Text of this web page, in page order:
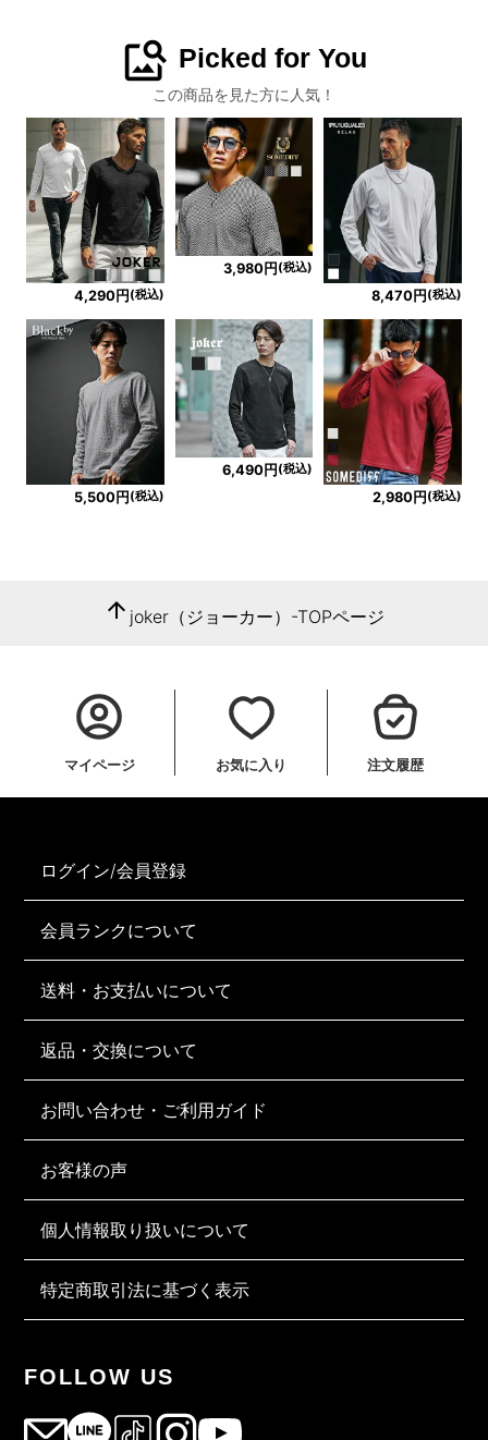
image_search Picked for You
この商品を見た方に人気！
4,290円 (税込)
3,980円 (税込)
8,470円 (税込)
5,500円 (税込)
6,490円 (税込)
2,980円 (税込)
arrow_upward joker（ジョーカー）-TOPページ
マイページ お気に入り 注文履歴
ログイン/会員登録
会員ランクについて
送料・お支払いについて
返品・交換について
お問い合わせ・ご利用ガイド
お客様の声
個人情報取り扱いについて
特定商取引法に基づく表示
FOLLOW US